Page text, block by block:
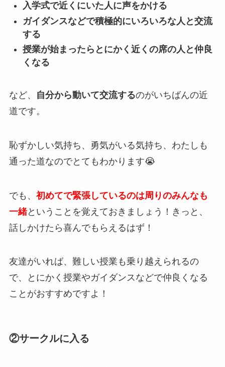
入学式で近くにいた人に声をかける
ガイダンスなどで積極的にいろいろな人と交流
する
授業が始まったらとにかく近くの席の人と仲良
くなる
など、 自分から動いて交流するのがいちばんの近
道です。
恥ずかしい気持ち、勇気がいる気持ち、わたしも
通った道なのでとてもわかります😭
でも、 初めてで緊張しているのは周りのみんなも
一緒ということを覚えておきましょう！きっと、
話しかけたら喜んでもらえるはず！
友達がいれば、難しい授業も乗り越えられるの
で、とにかく授業やガイダンスなどで仲良くなる
ことがおすすめですよ！
②サークルに入る